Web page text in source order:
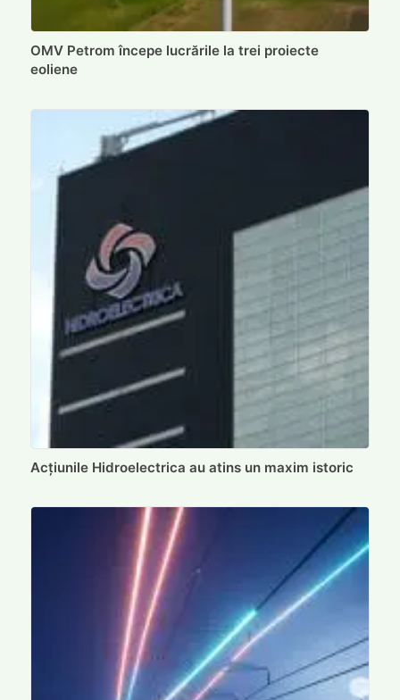
OMV Petrom începe lucrările la trei proiecte
eoliene
Acțiunile Hidroelectrica au atins un maxim istoric